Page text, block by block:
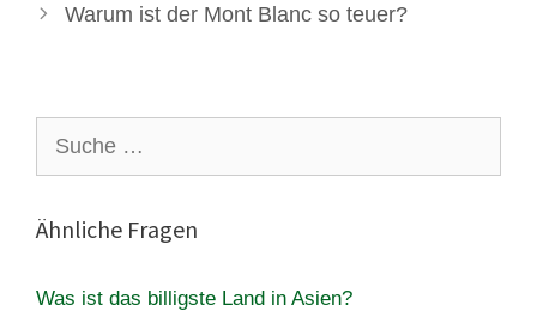
Warum ist der Mont Blanc so teuer?
nach:
Ähnliche Fragen
Was ist das billigste Land in Asien?